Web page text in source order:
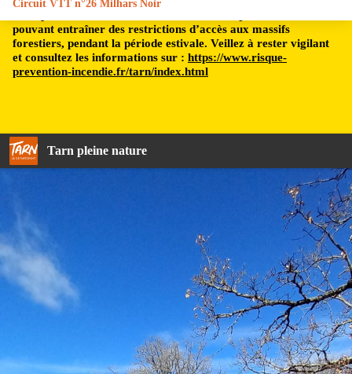
pouvant entraîner des restrictions d’accès aux massifs
forestiers, pendant la période estivale. Veillez à rester vigilant
et consultez les informations sur : https://www.risque-
prevention-incendie.fr/tarn/index.html
Tarn pleine nature
Circuit VTT n°26 Milhars Noir
Chêne de la vallée de Bonnan - C.Manuel - 2023